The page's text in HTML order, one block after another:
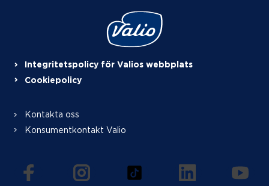
Integritetspolicy för Valios webbplats
Cookiepolicy
Kontakta oss
Konsumentkontakt Valio
(öppnas i en ny flik)(öppnas i en ny flik)(öppnas i en ny flik)
(öppnas i en ny